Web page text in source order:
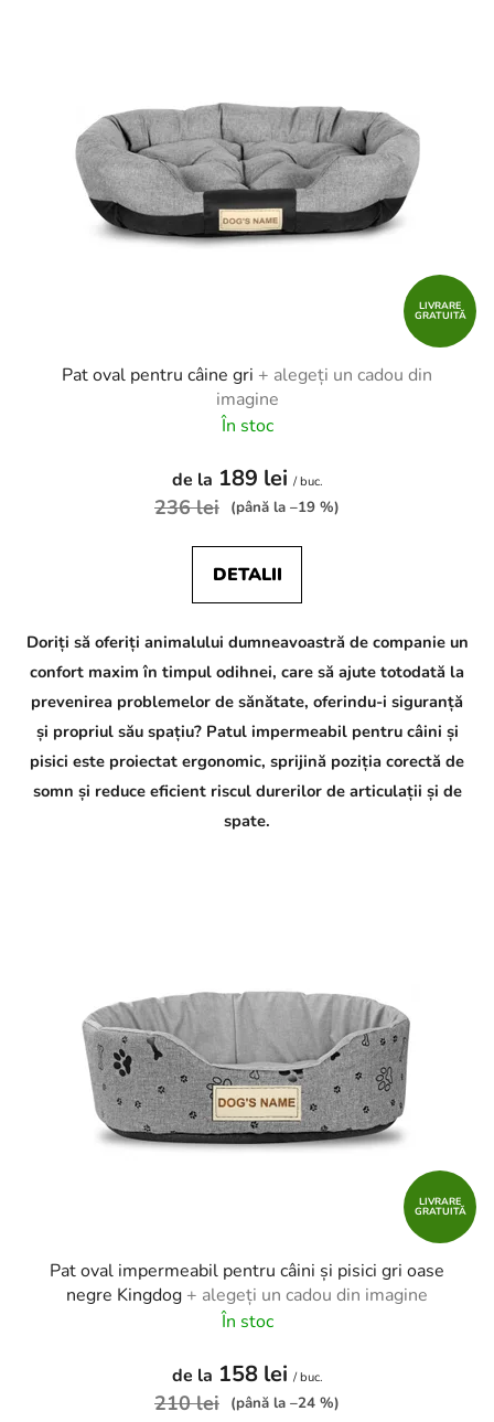
LIVRARE
GRATUITĂ
Pat oval pentru câine gri + alegeți un cadou din
imagine
În stoc
de la 189 lei / buc.
236 lei (până la –19 %)
DETALII
Doriți să oferiți animalului dumneavoastră de companie un
confort maxim în timpul odihnei, care să ajute totodată la
prevenirea problemelor de sănătate, oferindu-i siguranță
și propriul său spațiu? Patul impermeabil pentru câini și
pisici este proiectat ergonomic, sprijină poziția corectă de
somn și reduce eficient riscul durerilor de articulații și de
spate.
LIVRARE
GRATUITĂ
Pat oval impermeabil pentru câini și pisici gri oase
negre Kingdog + alegeți un cadou din imagine
În stoc
de la 158 lei / buc.
210 lei (până la –24 %)